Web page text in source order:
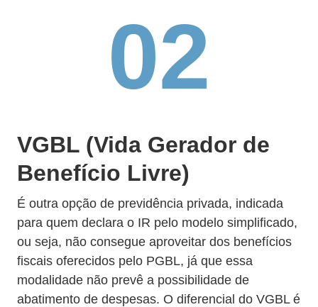
02
VGBL (Vida Gerador de
Benefício Livre)
É outra opção de previdência privada, indicada
para quem declara o IR pelo modelo simplificado,
ou seja, não consegue aproveitar dos benefícios
fiscais oferecidos pelo PGBL, já que essa
modalidade não prevê a possibilidade de
abatimento de despesas. O diferencial do VGBL é